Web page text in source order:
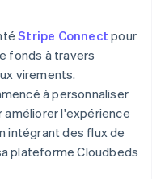
Stripe Connect pour
fonds à travers
virements.
à personnaliser
améliorer l'expérience
intégrant des flux de
plateforme Cloudbeds